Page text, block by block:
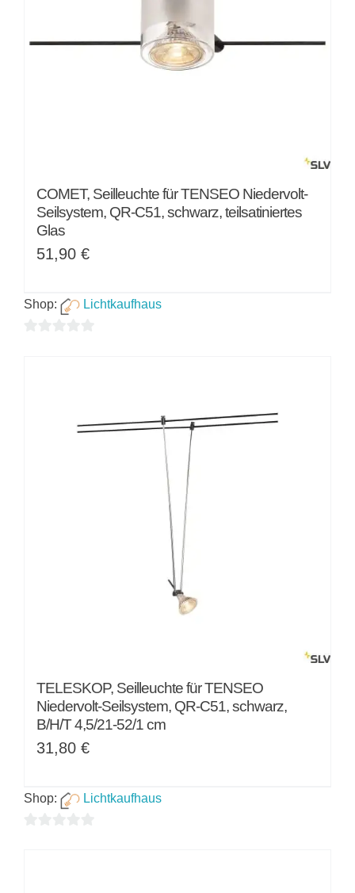
COMET, Seilleuchte für TENSEO Niedervolt-
Seilsystem, QR-C51, schwarz, teilsatiniertes
Glas
51,90 €
Shop: Lichtkaufhaus
TELESKOP, Seilleuchte für TENSEO
Niedervolt-Seilsystem, QR-C51, schwarz,
B/H/T 4,5/21-52/1 cm
31,80 €
Shop: Lichtkaufhaus